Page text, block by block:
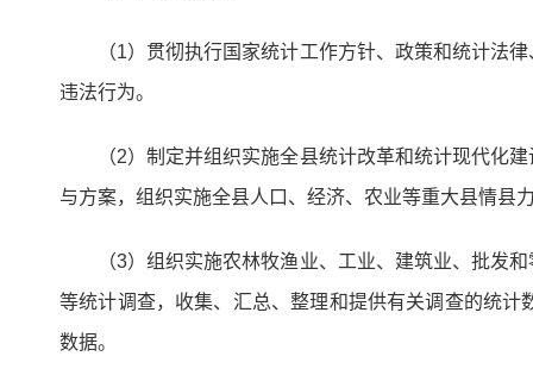
（1）贯彻执行国家统计工作方针、政策和统计法
违法行为。
（2）制定并组织实施全县统计改革和统计现代化
与方案，组织实施全县人口、经济、农业等重大县情县
（3）组织实施农林牧渔业、工业、建筑业、批发
等统计调查，收集、汇总、整理和提供有关调查的统
数据。